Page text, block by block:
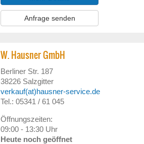
Anfrage senden
W. Hausner GmbH
Berliner Str. 187
38226 Salzgitter
verkauf(at)hausner-service.de
Tel.: 05341 / 61 045
Öffnungszeiten:
09:00 - 13:30 Uhr
Heute noch geöffnet